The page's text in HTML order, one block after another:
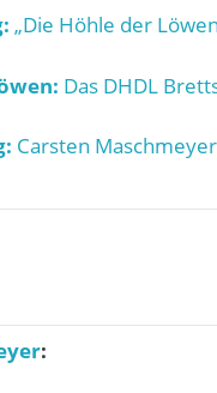
„Die Höhle der
Das DHDL
Carsten
: